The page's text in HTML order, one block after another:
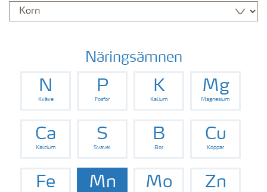
Näringsämnen
N
Kväve
P
Fosfor
K
Kalium
Mg
Magnesium
Ca
Kalcium
S
Svavel
B
Bor
Cu
Koppar
Fe Mn Mo Zn